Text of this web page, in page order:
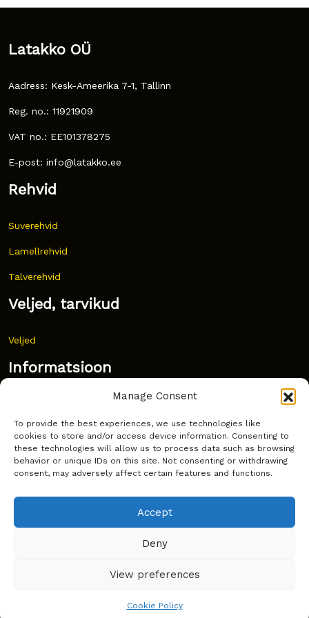
Manage Consent
To provide the best experiences, we use technologies like
cookies to store and/or access device information. Consenting to
these technologies will allow us to process data such as browsing
behavior or unique IDs on this site. Not consenting or withdrawing
consent, may adversely affect certain features and functions.
Accept
Deny
View preferences
Cookie Policy
Latakko OÜ
Aadress: Kesk-Ameerika 7-1, Tallinn
Reg. no.: 11921909
VAT no.: EE101378275
E-post: info@latakko.ee
Rehvid
Suverehvid
Lamellrehvid
Talverehvid
Veljed, tarvikud
Veljed
Informatsioon
Korduma kippuvad küsimused
Kust osta?
Küpsiste poliitika
Copyright © Latakko 2024